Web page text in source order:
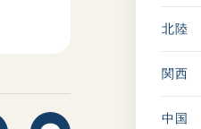
北陸
関西
中国